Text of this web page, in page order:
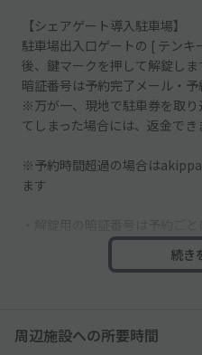
【シェアゲート導入駐車場】
駐車場出入口ゲートの [ テン
後、鍵マークを押して解錠しま
暗証番号は予約完了メール・
※万が一、現地で駐車券を取
てしまった場合には、返金でき
※予約時間超過の場合は
ます
・連日予約の場合、暗証番号
と致します。
続き
周辺施設への所要時間